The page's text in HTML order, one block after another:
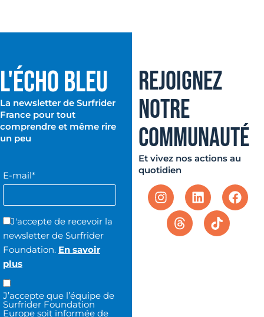
L'ÉCHO BLEU
La newsletter de Surfrider
France pour tout
comprendre et même rire
un peu
E-mail*
J'accepte de recevoir la
newsletter de Surfrider
Foundation. En savoir
plus
J’accepte que l’équipe de
Surfrider Foundation
Europe soit informée de
REJOIGNEZ
NOTRE
COMMUNAUTÉ
Et vivez nos actions au
quotidien